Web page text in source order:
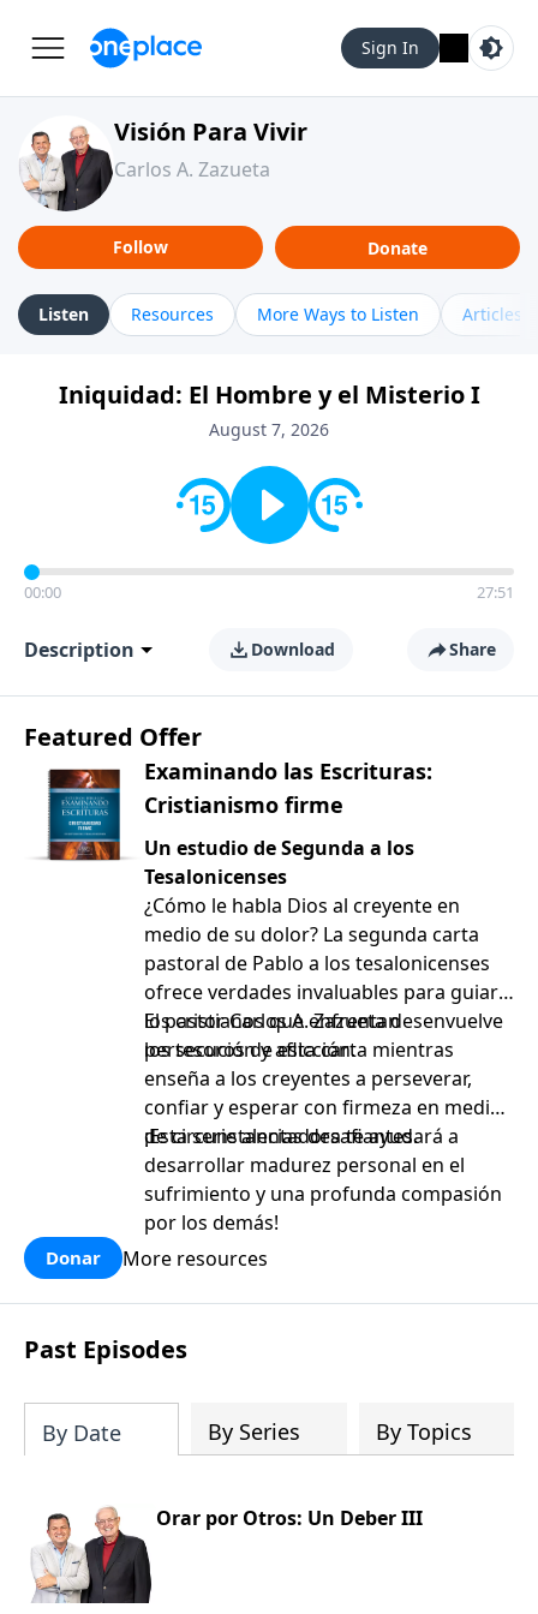
Sign In
Visión Para Vivir
Carlos A. Zazueta
Follow Donate
Listen Resources More Ways to Listen Articles
Iniquidad: El Hombre y el Misterio I
August 7, 2026
00:00 27:51
Description Download Share
Featured Offer
Examinando las Escrituras:
Cristianismo firme
Un estudio de Segunda a los
Tesalonicenses
¿Cómo le habla Dios al creyente en
medio de su dolor? La segunda carta
pastoral de Pablo a los tesalonicenses
ofrece verdades invaluables para guiar a
los cristianos que enfrentan
persecución y aflicción.
El pastor Carlos A. Zazueta desenvuelve
los tesoros de esta carta mientras
enseña a los creyentes a perseverar,
confiar y esperar con firmeza en medio
de circunstancias desafiantes.
¡Esta serie alentadora te ayudará a
desarrollar madurez personal en el
sufrimiento y una profunda compasión
por los demás!
Donar More resources
Past Episodes
By Date By Series By Topics
Orar por Otros: Un Deber III